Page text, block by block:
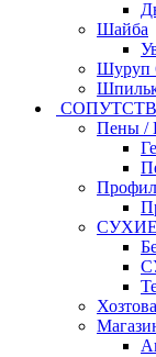
Шайба
Шуруп
Пены /